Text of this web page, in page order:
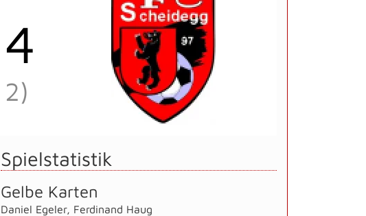
4
2)
Spielstatistik
Gelbe Karten
Daniel Egeler, Ferdinand Haug